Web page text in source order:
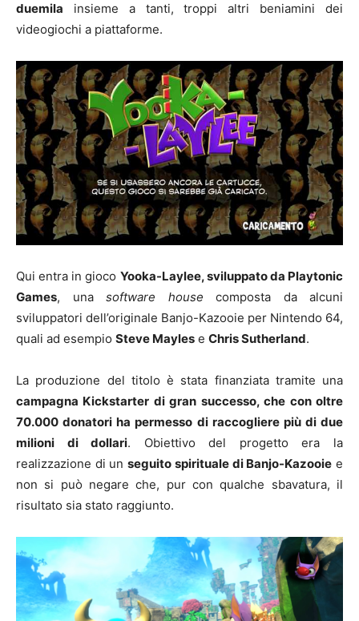
duemila insieme a tanti, troppi altri beniamini dei
videogiochi a piattaforme.
Qui entra in gioco Yooka-Laylee, sviluppato da Playtonic
Games, una software house composta da alcuni
sviluppatori dell’originale Banjo-Kazooie per Nintendo 64,
quali ad esempio Steve Mayles e Chris Sutherland.
La produzione del titolo è stata finanziata tramite una
campagna Kickstarter di gran successo, che con oltre
70.000 donatori ha permesso di raccogliere più di due
milioni di dollari. Obiettivo del progetto era la
realizzazione di unseguito spirituale di Banjo-Kazooie e
non si può negare che, pur con qualche sbavatura, il
risultato sia stato raggiunto.